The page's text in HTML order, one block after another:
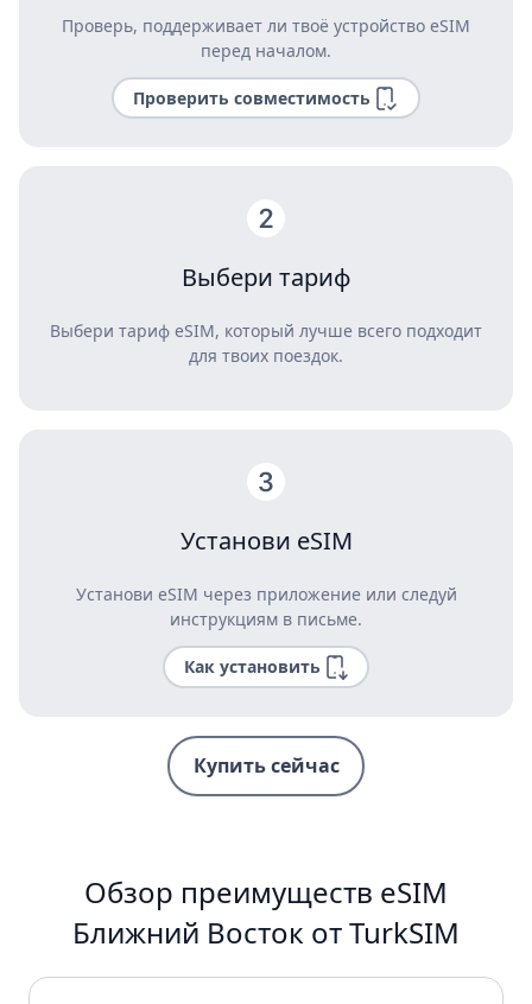
Проверь, поддерживает ли твоё устройство eSIM
перед началом.
Проверить совместимость
Выбери тариф
Выбери тариф eSIM, который лучше всего подходит
для твоих поездок.
Установи eSIM
Установи eSIM через приложение или следуй
инструкциям в письме.
Как установить
Купить сейчас
Обзор преимуществ eSIM
Ближний Восток от TurkSIM